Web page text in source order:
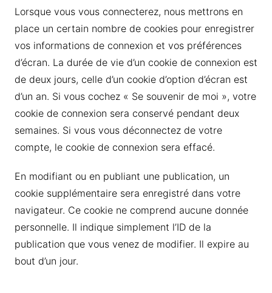
Lorsque vous vous connecterez, nous mettrons en
place un certain nombre de cookies pour enregistrer
vos informations de connexion et vos préférences
d’écran. La durée de vie d’un cookie de connexion est
de deux jours, celle d’un cookie d’option d’écran est
d’un an. Si vous cochez « Se souvenir de moi », votre
cookie de connexion sera conservé pendant deux
semaines. Si vous vous déconnectez de votre
compte, le cookie de connexion sera effacé.
En modifiant ou en publiant une publication, un
cookie supplémentaire sera enregistré dans votre
navigateur. Ce cookie ne comprend aucune donnée
personnelle. Il indique simplement l’ID de la
publication que vous venez de modifier. Il expire au
bout d’un jour.